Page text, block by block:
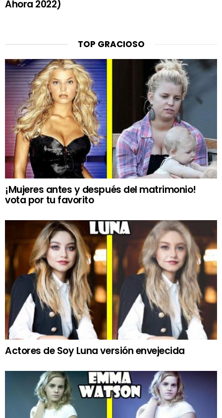
Ahora 2022)
TOP GRACIOSO
¡Mujeres antes y después del matrimonio!
vota por tu favorito
Actores de Soy Luna versión envejecida